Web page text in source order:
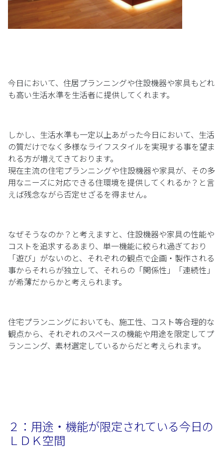
今日において、住居プランニングや住設機器や家具もどれ
も高い生活水準を生活者に提供してくれます。
しかし、生活水準も一定以上あがった今日において、生活
の質だけでなく多様なライフスタイルを実現する事を望ま
れる方が増えてきております。
現在主流の住宅プランニングや住設機器や家具が、その多
用なニーズに対応できる住環境を提供してくれるか？と言
えば残念ながら否定せざるを得ません。
なぜそうなのか？と考えますと、住設機器や家具の性能や
コストを追求するあまり、単一機能に絞られ過ぎており
「遊び」がないのと、それぞれの観点で企画・製作される
事からそれらが独立して、それらの「関係性」「連続性」
が希薄だからかと考えられます。
住宅プランニングにおいても、施工性、コスト等合理的な
観点から、それぞれのスペースの機能や用途を限定してプ
ランニング、素材選定しているからだと考えられます。
２：用途・機能が限定されている今日の
ＬＤＫ空間